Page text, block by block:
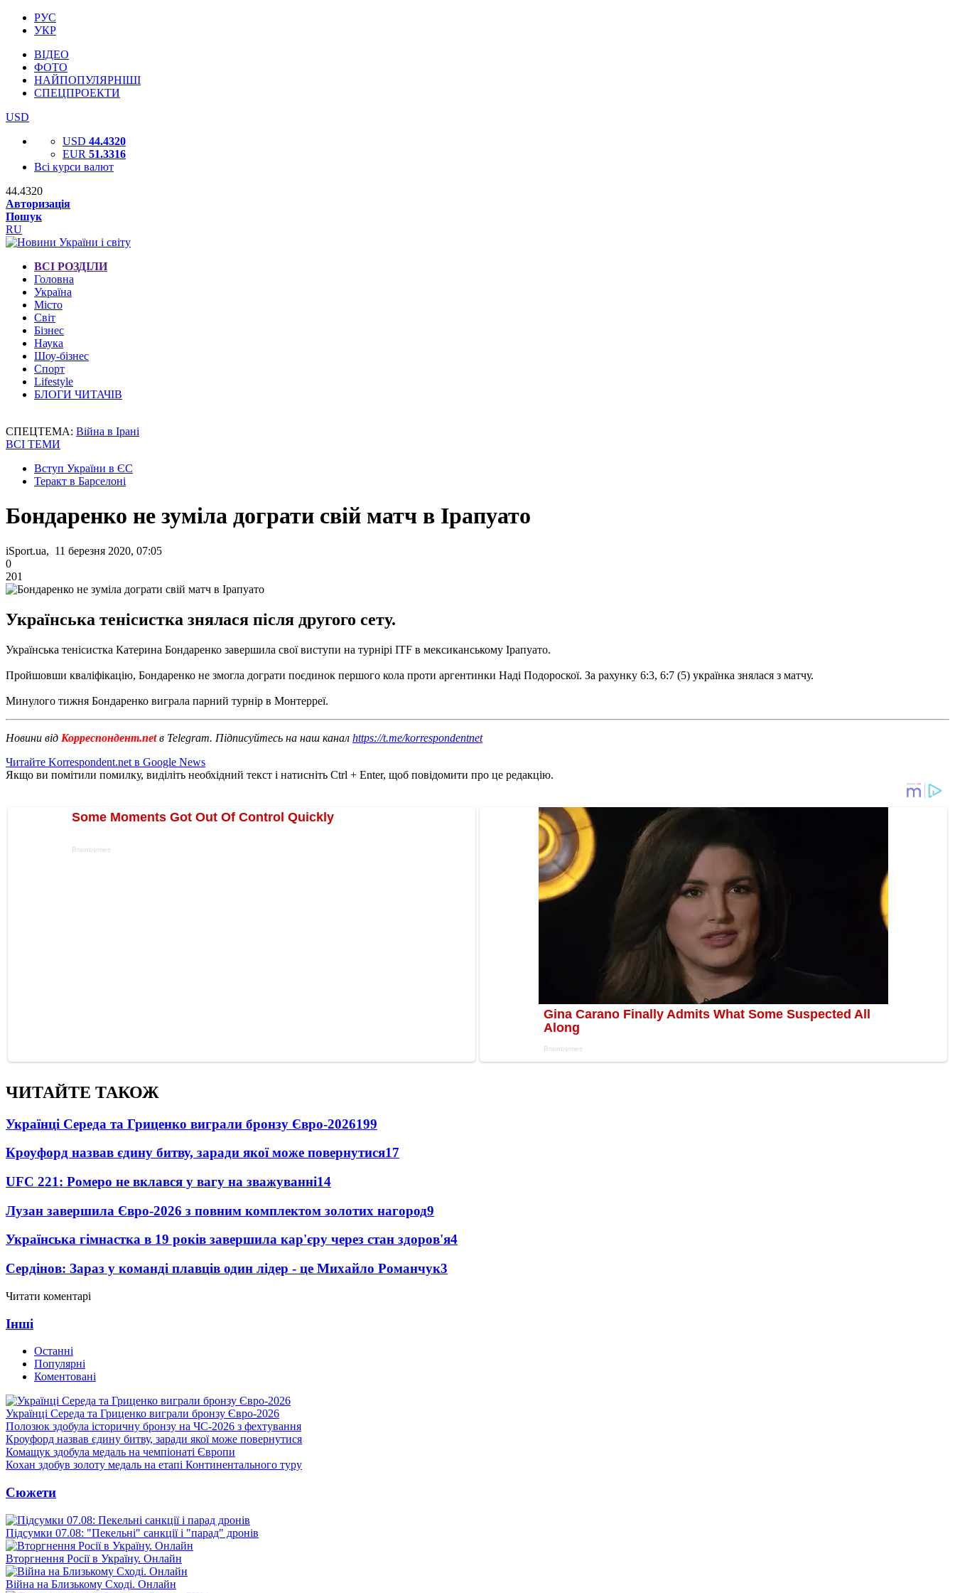
РУС
УКР
ВІДЕО
ФОТО
НАЙПОПУЛЯРНІШІ
СПЕЦПРОЕКТИ
USD
USD 44.4320
EUR 51.3316
Всі курси валют
44.4320
Авторизація
Пошук
RU
ВСІ РОЗДІЛИ
Головна
Україна
Місто
Світ
Бізнес
Наука
Шоу-бізнес
Спорт
Lifestyle
БЛОГИ ЧИТАЧІВ
СПЕЦТЕМА: Війна в Ірані
ВСІ ТЕМИ
Вступ України в ЄС
Теракт в Барселоні
Бондаренко не зуміла дограти свій матч в Ірапуато
iSport.ua, 11 березня 2020, 07:05
0
201
Українська тенісистка знялася після другого сету.
Українська тенісистка Катерина Бондаренко завершила свої виступи на турнірі ITF в мексиканському Ірапуато.
Пройшовши кваліфікацію, Бондаренко не змогла дограти поєдинок першого кола проти аргентинки Наді Подороскої. За рахунку 6:3, 6:7 (5) українка знялася з матчу.
Минулого тижня Бондаренко виграла парний турнір в Монтерреї.
Новини від Корреспондент.netв Telegram. Підписуйтесь на наш канал https://t.me/korrespondentnet
Читайте Korrespondent.net в Google News
Якщо ви помітили помилку, виділіть необхідний текст і натисніть Ctrl + Enter, щоб повідомити про це редакцію.
ЧИТАЙТЕ ТАКОЖ
Українці Середа та Гриценко виграли бронзу Євро-2026199
Кроуфорд назвав єдину битву, заради якої може повернутися17
UFC 221: Ромеро не вклався у вагу на зважуванні14
Лузан завершила Євро-2026 з повним комплектом золотих нагород9
Українська гімнастка в 19 років завершила кар'єру через стан здоров'я4
Сердінов: Зараз у команді плавців один лідер - це Михайло Романчук3
Читати коментарі
Інші
Останні
Популярні
Коментовані
Українці Середа та Гриценко виграли бронзу Євро-2026
Полозюк здобула історичну бронзу на ЧС-2026 з фехтування
Кроуфорд назвав єдину битву, заради якої може повернутися
Комащук здобула медаль на чемпіонаті Європи
Кохан здобув золоту медаль на етапі Континентального туру
Сюжети
Підсумки 07.08: "Пекельні" санкції і "парад" дронів
Вторгнення Росії в Україну. Онлайн
Війна на Близькому Сході. Онлайн